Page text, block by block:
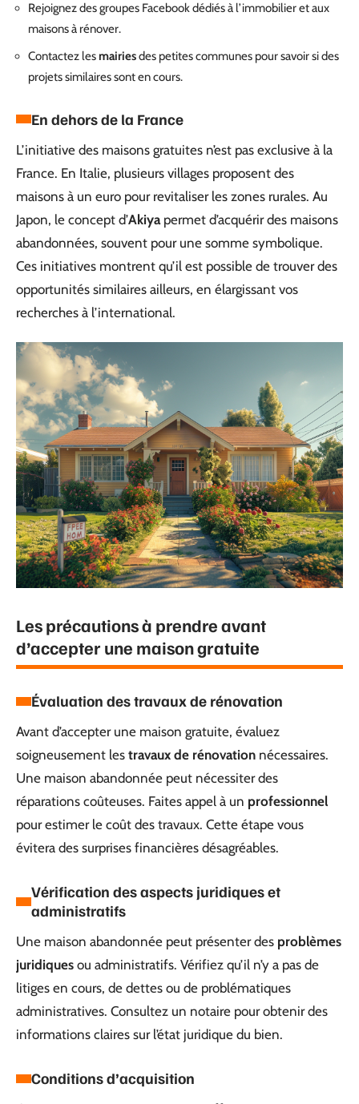
Rejoignez des groupes Facebook dédiés à l’immobilier et aux
maisons à rénover.
Contactez lesmairiesdes petites communes pour savoir si des
projets similaires sont en cours.
En dehors de la France
L’initiative des maisons gratuites n’est pas exclusive à la
France. En Italie, plusieurs villages proposent des
maisons à un euro pour revitaliser les zones rurales. Au
Japon, le concept d’Akiyapermet d’acquérir des maisons
abandonnées, souvent pour une somme symbolique.
Ces initiatives montrent qu’il est possible de trouver des
opportunités similaires ailleurs, en élargissant vos
recherches à l’international.
Les précautions à prendre avant
d’accepter une maison gratuite
Évaluation des travaux de rénovation
Avant d’accepter une maison gratuite, évaluez
soigneusement les travaux de rénovation nécessaires.
Une maison abandonnée peut nécessiter des
réparations coûteuses. Faites appel à un professionnel
pour estimer le coût des travaux. Cette étape vous
évitera des surprises financières désagréables.
Vérification des aspects juridiques et
administratifs
Une maison abandonnée peut présenter des problèmes
juridiques ou administratifs. Vérifiez qu’il n’y a pas de
litiges en cours, de dettes ou de problématiques
administratives. Consultez un notaire pour obtenir des
informations claires sur l’état juridique du bien.
Conditions d’acquisition